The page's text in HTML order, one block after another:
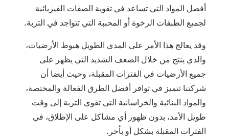
أفضل المواد التي تساعد في تقوية الصفات الفيزيائية
لجميع الطبقات الرخوة أو المحببة التي تتواجد في التربة.
وقد يعالج هذا الأمر على المدى الطويل هبوط الأرضيات،
والذي ينتج من خلال الضعف الشديد التي يظهر على
جميع الأرضيات في الفترات المقبلة، وحيث أيضا أن
شركتنا تتميز في توافر أفضل الطرق الفعالة والمختصة،
والمواد البنائية والخراسانية التي تقوي التربة إلى وقت
طويل الأمد، بدون ظهور أي مشاكل على الإطلاق، في
الفترات المقبلة بشكل أو بأخر.